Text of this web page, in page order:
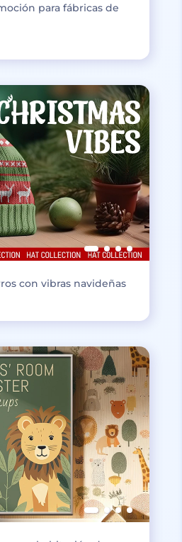
para fábricas de
con vibras navideñas